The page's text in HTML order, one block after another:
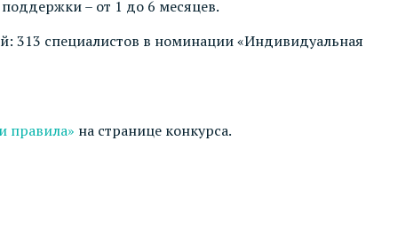
– от 1 до 6 месяцев.
313 специалистов в номинации «Индивидуальная
правила» на странице конкурса.